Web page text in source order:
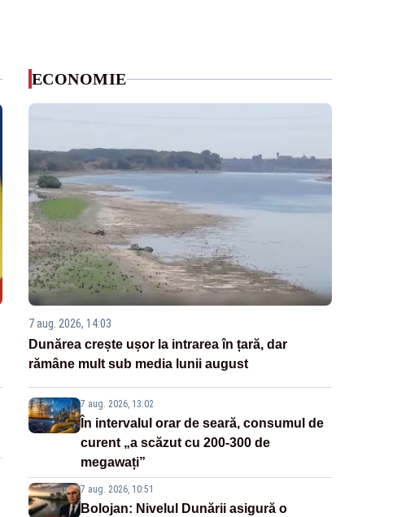
ECONOMIE
7 aug. 2026, 14:03
Dunărea crește ușor la intrarea în țară, dar
rămâne mult sub media lunii august
7 aug. 2026, 13:02
În intervalul orar de seară, consumul de
curent „a scăzut cu 200-300 de
megawați”
7 aug. 2026, 10:51
Bolojan: Nivelul Dunării asigură o